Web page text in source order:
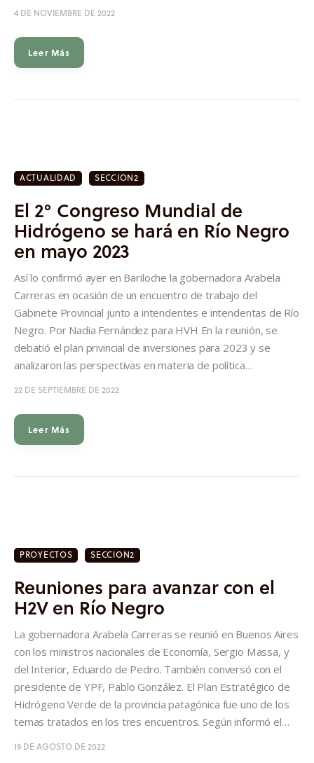
4 DE NOVIEMBRE DE 2022
Leer Más
ACTUALIDAD SECCION2
El 2° Congreso Mundial de
Hidrógeno se hará en Río Negro
en mayo 2023
Así lo confirmó ayer en Bariloche la gobernadora Arabela
Carreras en ocasión de un encuentro de trabajo del
Gabinete Provincial junto a intendentes e intendentas de Río
Negro. Por Nadia Fernández para HVH En la reunión, se
debatió el plan privincial de inversiones para 2023 y se
analizaron las perspectivas en materia de política…
22 DE SEPTIEMBRE DE 2022
Leer Más
PROYECTOS SECCION2
Reuniones para avanzar con el
H2V en Río Negro
La gobernadora Arabela Carreras se reunió en Buenos Aires
con los ministros nacionales de Economía, Sergio Massa, y
del Interior, Eduardo de Pedro. También conversó con el
presidente de YPF, Pablo González. El Plan Estratégico de
Hidrógeno Verde de la provincia patagónica fue uno de los
temas tratados en los tres encuentros. Según informó el…
19 DE AGOSTO DE 2022